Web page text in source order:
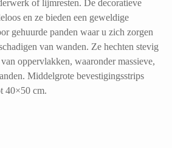
of lijmresten. De decoratieve
en ze bieden een geweldige
gehuurde panden waar u zich zorgen
van wanden. Ze hechten stevig
oppervlakken, waaronder massieve,
Middelgrote bevestigingsstrips
40×50 cm.